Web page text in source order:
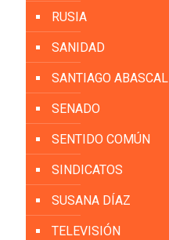
RUSIA
SANIDAD
SANTIAGO ABASCAL
SENADO
SENTIDO COMÚN
SINDICATOS
SUSANA DÍAZ
TELEVISIÓN